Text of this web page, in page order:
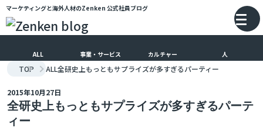
メインコンテンツにスキップ
マーケティングと海外人材のZenken 公式社員ブログ
ALL 事業・サービス カルチャー 人
TOP ALL全研史上もっともサプライズが多すぎるパーティー
全研史上もっともサプライズが多すぎるパーテ
ィー
2015年10月27日